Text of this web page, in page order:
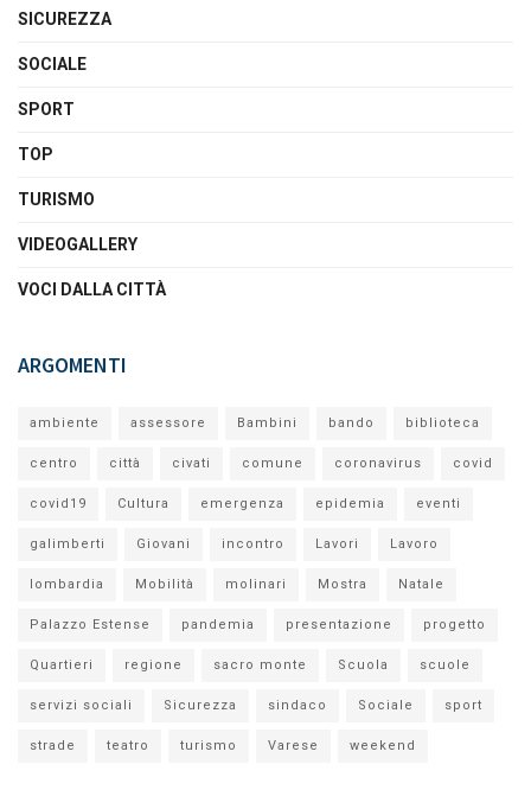
SICUREZZA
SOCIALE
SPORT
TOP
TURISMO
VIDEOGALLERY
VOCI DALLA CITTÀ
ARGOMENTI
ambiente assessore Bambini bando biblioteca
centro città civati comune coronavirus covid
covid19 Cultura emergenza epidemia eventi
galimberti Giovani incontro Lavori Lavoro
lombardia Mobilità molinari Mostra Natale
Palazzo Estense pandemia presentazione progetto
Quartieri regione sacro monte Scuola scuole
servizi sociali Sicurezza sindaco Sociale sport
strade teatro turismo Varese weekend